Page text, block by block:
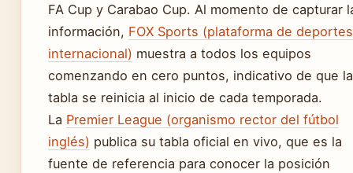
FA Cup y Carabao Cup. Al momento de capturar
información, FOX Sports (plataforma de deportes
internacional) muestra a todos los equipos
comenzando en cero puntos, indicativo de que la
tabla se reinicia al inicio de cada temporada.
La Premier League (organismo rector del fútbol
inglés) publica su tabla oficial en vivo, que es la
fuente de referencia para conocer la posición